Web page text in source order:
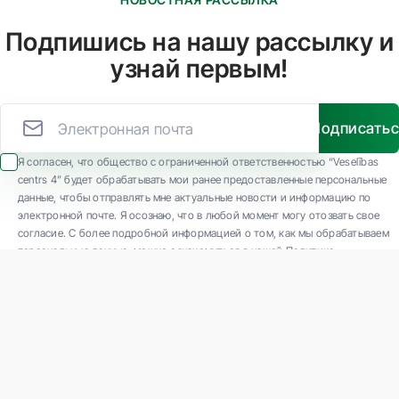
Подпишись на нашу рассылку и
узнай первым!
Я согласен, что общество с ограниченной ответственностью “Veselības
centrs 4” будет обрабатывать мои ранее предоставленные персональные
данные, чтобы отправлять мне актуальные новости и информацию по
электронной почте. Я осознаю, что в любой момент могу отозвать свое
согласие. С более подробной информацией о том, как мы обрабатываем
персональные данные, можно ознакомиться в нашей Политике